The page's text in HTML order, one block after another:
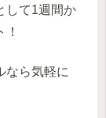
して1週間か
なら気軽に